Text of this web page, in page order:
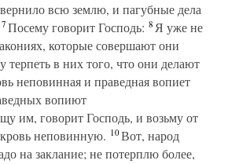
всю землю, и пагубные дела
7Посему говорит Господь: 8Я уже не
которые совершают они
терпеть в них того, что они делают
неповинная и праведная вопиет
вопиют
им, говорит Господь, и возьму от
неповинную. 10Вот, народ
на заклание; не потерплю более,